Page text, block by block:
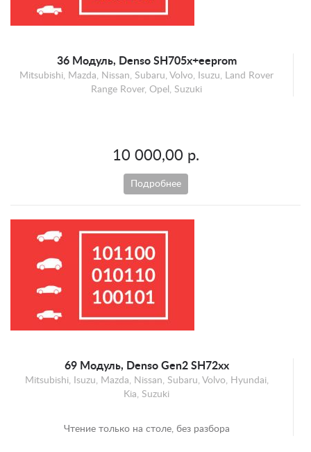
36 Модуль, Denso SH705x+eeprom
Mitsubishi, Mazda, Nissan, Subaru, Volvo, Isuzu, Land Rover
Range Rover, Opel, Suzuki
10 000,00 р.
Подробнее
69 Модуль, Denso Gen2 SH72xx
Mitsubishi, Isuzu, Mazda, Nissan, Subaru, Volvo, Hyundai,
Kia, Suzuki
Чтение только на столе, без разбора